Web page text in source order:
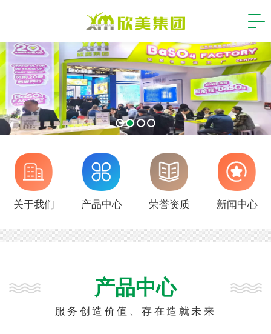
关于我们 产品中心 荣誉资质 新闻中心
产品中心
服务创造价值、存在造就未来